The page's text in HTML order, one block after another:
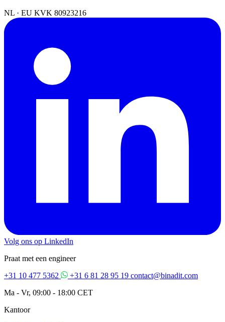
NL · EU KVK 80923216
Volg ons op LinkedIn
Praat met een engineer
+31 10 477 5362
+31 6 81 28 95 19 contact@binadit.com
Ma - Vr, 09:00 - 18:00 CET
Kantoor